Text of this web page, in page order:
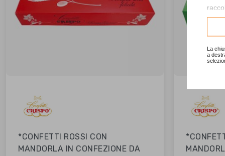
La
a
*CONFETTI ROSSI CON
MANDORLA IN CONFEZIONE DA